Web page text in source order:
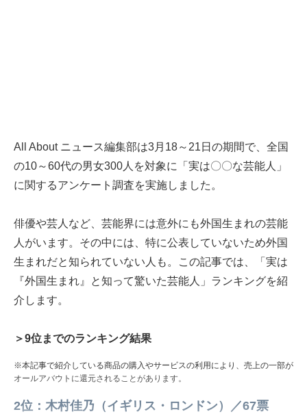
All About ニュース編集部は3月18～21日の期間で、全国
の10～60代の男女300人を対象に「実は〇〇な芸能人」
に関するアンケート調査を実施しました。
俳優や芸人など、芸能界には意外にも外国生まれの芸能
人がいます。その中には、特に公表していないため外国
生まれだと知られていない人も。この記事では、「実は
『外国生まれ』と知って驚いた芸能人」ランキングを紹
介します。
＞9位までのランキング結果
※本記事で紹介している商品の購入やサービスの利用により、売上の一部が
オールアバウトに還元されることがあります。
2位：木村佳乃（イギリス・ロンドン）／67票